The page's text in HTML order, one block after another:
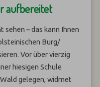
aufbereitet
sehen – das kann Ihnen
Burg/
Vor über vierzig
hiesigen Schule
gelegen, widmet